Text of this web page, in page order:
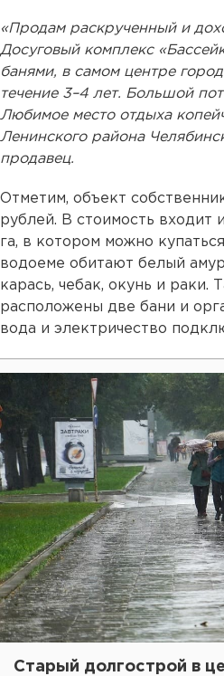
«Продам раскрученный и
Досуговый комплекс
банями, в самом центре
течение 3–4 лет. Большой
Любимое место отдыха
Ленинского района
продавец.
Отметим, объект
рублей. В стоимость входит
га, в котором можно
водоеме обитают белый
карась, чебак, окунь и раки.
расположены две бани и
вода и электричество
Старый долгострой в